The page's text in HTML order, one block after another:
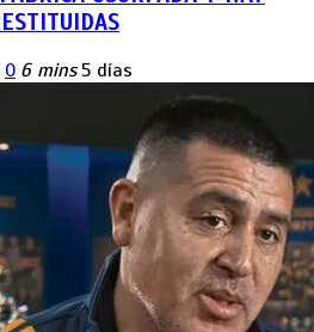
0 6 mins 5 días